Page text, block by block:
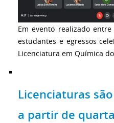
Em evento realizado
estudantes e egressos
Licenciatura em Química
Licenciaturas
a partir de